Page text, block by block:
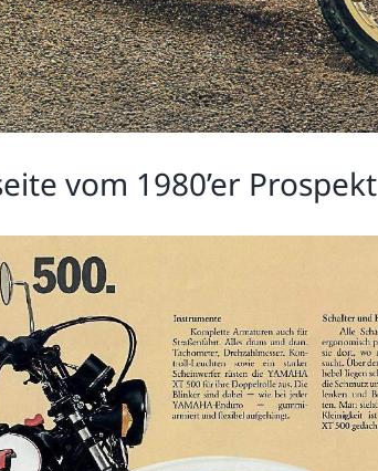
vom 1980’er Prospekt